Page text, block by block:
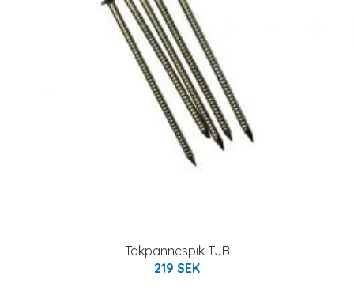
Takpannespik TJB
219 SEK